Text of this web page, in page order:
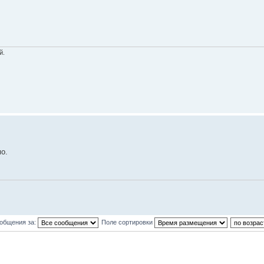
за: Поле сортировки